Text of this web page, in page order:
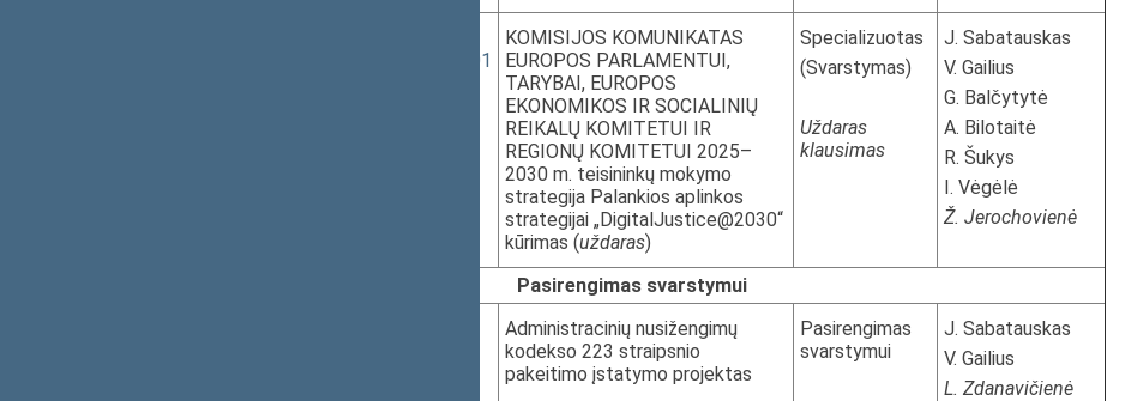
COM/2025/801
KOMISIJOS KOMUNIKATAS
EUROPOS PARLAMENTUI,
TARYBAI, EUROPOS
EKONOMIKOS IR SOCIALINIŲ
REIKALŲ KOMITETUI IR
REGIONŲ KOMITETUI 2025–
2030 m. teisininkų mokymo
strategija Palankios aplinkos
strategijai „DigitalJustice@2030“
kūrimas (uždaras)
Specializuotas
(Svarstymas)
Uždaras
klausimas
J. Sabatauskas
V. Gailius
G. Balčytytė
A. Bilotaitė
R. Šukys
I. Vėgėlė
Ž. Jerochovienė
Pasirengimas svarstymui
Administracinių nusižengimų
kodekso 223 straipsnio
pakeitimo įstatymo projektas
Pasirengimas
svarstymui
J. Sabatauskas
V. Gailius
L. Zdanavičienė